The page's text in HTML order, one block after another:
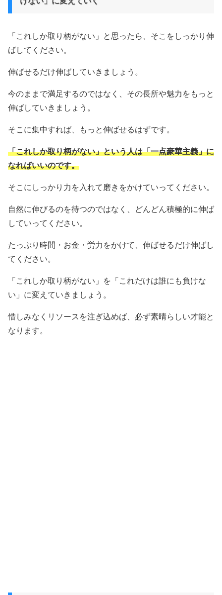
「これしか取り柄がない」と思ったら、そこをしっかり伸
ばしてください。
伸ばせるだけ伸ばしていきましょう。
今のままで満足するのではなく、その長所や魅力をもっと
伸ばしていきましょう。
そこに集中すれば、もっと伸ばせるはずです。
「これしか取り柄がない」という人は「一点豪華主義」に
なればいいのです。
そこにしっかり力を入れて磨きをかけていってください。
自然に伸びるのを待つのではなく、どんどん積極的に伸ば
していってください。
たっぷり時間・お金・労力をかけて、伸ばせるだけ伸ばし
てください。
「これしか取り柄がない」を「これだけは誰にも負けな
い」に変えていきましょう。
惜しみなくリソースを注ぎ込めば、必ず素晴らしい才能と
なります。